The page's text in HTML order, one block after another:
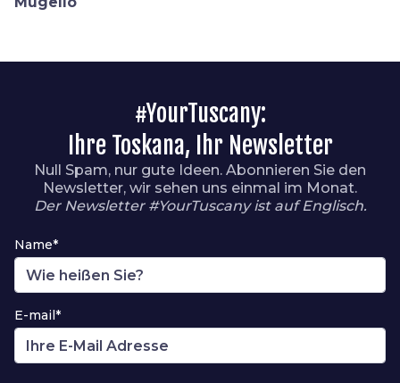
#YourTuscany:
Ihre Toskana, Ihr Newsletter
Null Spam, nur gute Ideen. Abonnieren Sie den
Newsletter, wir sehen uns einmal im Monat.
Der Newsletter #YourTuscany ist auf Englisch.
Name*
E-mail*